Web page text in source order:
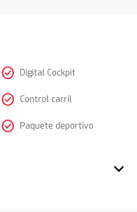
check_circle Digital Cockpit
check_circle Control carril
check_circle Paquete deportivo